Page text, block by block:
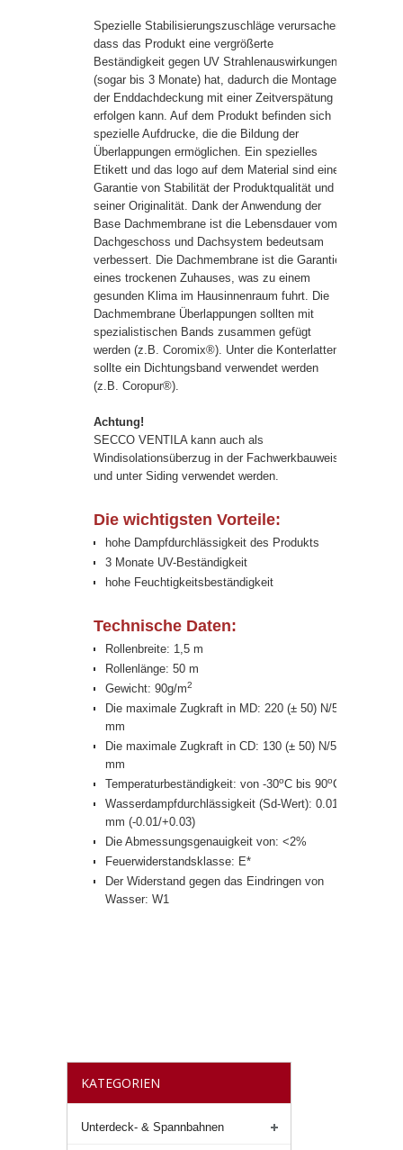
Spezielle Stabilisierungszuschläge verursachen,
dass das Produkt eine vergrößerte
Beständigkeit gegen UV Strahlenauswirkungen
(sogar bis 3 Monate) hat, dadurch die Montage
der Enddachdeckung mit einer Zeitverspätung
erfolgen kann. Auf dem Produkt befinden sich
spezielle Aufdrucke, die die Bildung der
Überlappungen ermöglichen. Ein spezielles
Etikett und das logo auf dem Material sind eine
Garantie von Stabilität der Produktqualität und
seiner Originalität. Dank der Anwendung der
Base Dachmembrane ist die Lebensdauer vom
Dachgeschoss und Dachsystem bedeutsam
verbessert. Die Dachmembrane ist die Garantie
eines trockenen Zuhauses, was zu einem
gesunden Klima im Hausinnenraum fuhrt. Die
Dachmembrane Überlappungen sollten mit
spezialistischen Bands zusammen gefügt
werden (z.B. Coromix®). Unter die Konterlatten
sollte ein Dichtungsband verwendet werden
(z.B. Coropur®).
Achtung!
SECCO VENTILA kann auch als
Windisolationsüberzug in der Fachwerkbauweise
und unter Siding verwendet werden.
Die wichtigsten Vorteile:
hohe Dampfdurchlässigkeit des Produkts
3 Monate UV-Beständigkeit
hohe Feuchtigkeitsbeständigkeit
Technische Daten:
Rollenbreite: 1,5 m
Rollenlänge: 50 m
Gewicht: 90g/m2
Die maximale Zugkraft in MD: 220 (± 50) N/50
mm
Die maximale Zugkraft in CD: 130 (± 50) N/50
mm
Temperaturbeständigkeit: von -30oC bis 90oC
Wasserdampfdurchlässigkeit (Sd-Wert): 0.01
mm (-0.01/+0.03)
Die Abmessungsgenauigkeit von: <2%
Feuerwiderstandsklasse: E*
Der Widerstand gegen das Eindringen von
Wasser: W1
KATEGORIEN
Unterdeck- & Spannbahnen